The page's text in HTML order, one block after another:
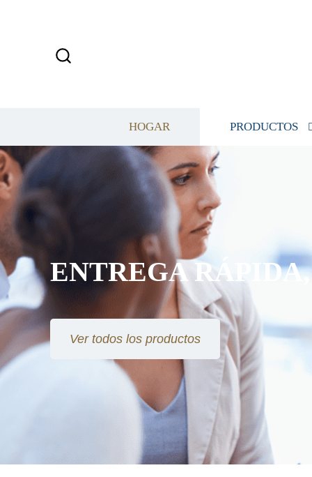
HOGAR PRODUCTOS
ENTREGA
Ver todos los productos